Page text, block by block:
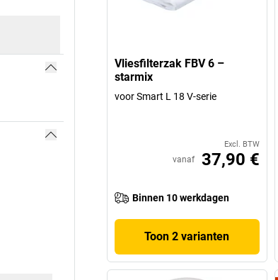
Vliesfilterzak FBV 6 –
starmix
voor Smart L 18 V-serie
Excl. BTW
vanaf 37,90 €
Binnen 10 werkdagen
Toon 2 varianten